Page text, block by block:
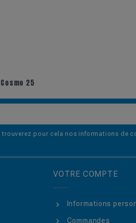
25
pour cela nos informations de
VOTRE COMPTE
Informations
Commandes